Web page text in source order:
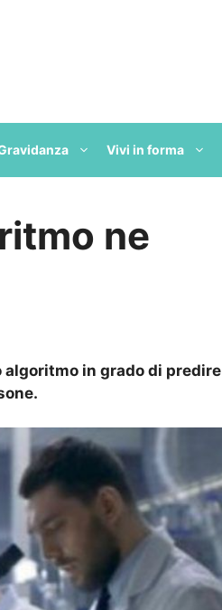
Vivi in forma
ne
algoritmo in grado di predire